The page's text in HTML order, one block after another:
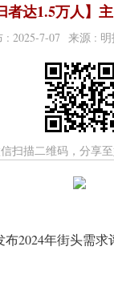
者达1.5万人】
: 2025-7-07 来源 :
扫描二维码，分享
布2024年街头需